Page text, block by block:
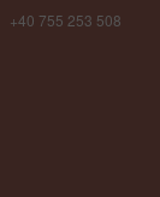
+40 755 253 508